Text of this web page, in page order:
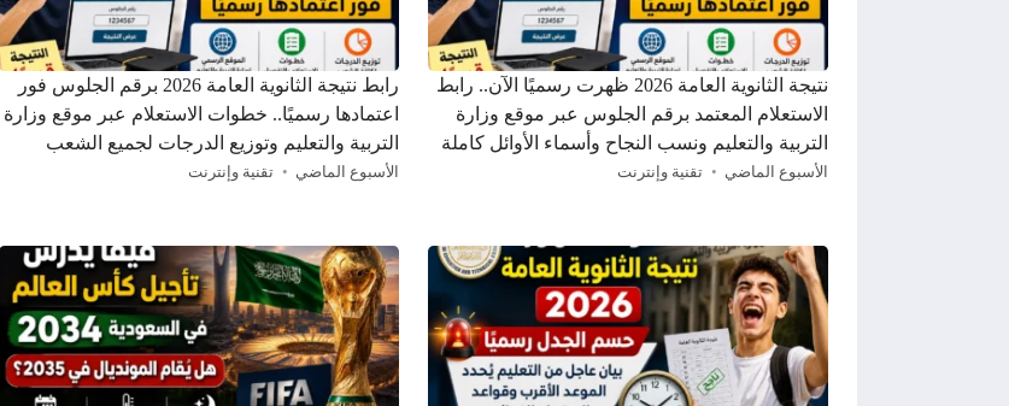
نتيجة الثانوية العامة 2026 ظهرت رسميًا الآن.. رابط
الاستعلام المعتمد برقم الجلوس عبر موقع وزارة
التربية والتعليم ونسب النجاح وأسماء الأوائل كاملة
الأسبوع الماضي تقنية وإنترنت
رابط نتيجة الثانوية العامة 2026 برقم الجلوس فور
اعتمادها رسميًا.. خطوات الاستعلام عبر موقع وزارة
التربية والتعليم وتوزيع الدرجات لجميع الشعب
الأسبوع الماضي تقنية وإنترنت